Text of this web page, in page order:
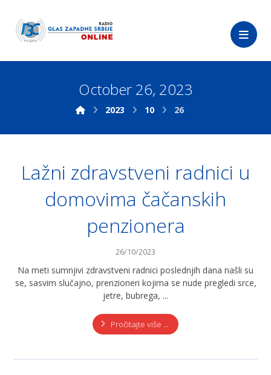
October 26, 2023
2023 10 26
Lažni zdravstveni radnici u
domovima čačanskih
penzionera
26/10/2023
Na meti sumnjivi zdravstveni radnici poslednjih dana našli su
se, sasvim slučajno, prenzioneri kojima se nude pregledi srce,
jetre, bubrega, ...
Pročitajte više ...